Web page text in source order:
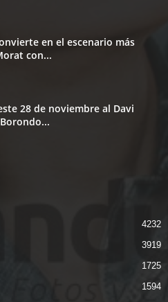
en el escenario más
con...
28 de noviembre al Davi
4232
3919
1725
1594